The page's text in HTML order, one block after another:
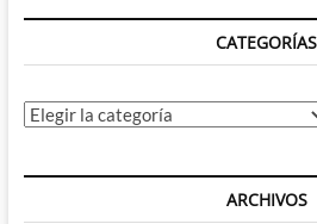
CATEGORÍAS
Categorías
ARCHIVOS